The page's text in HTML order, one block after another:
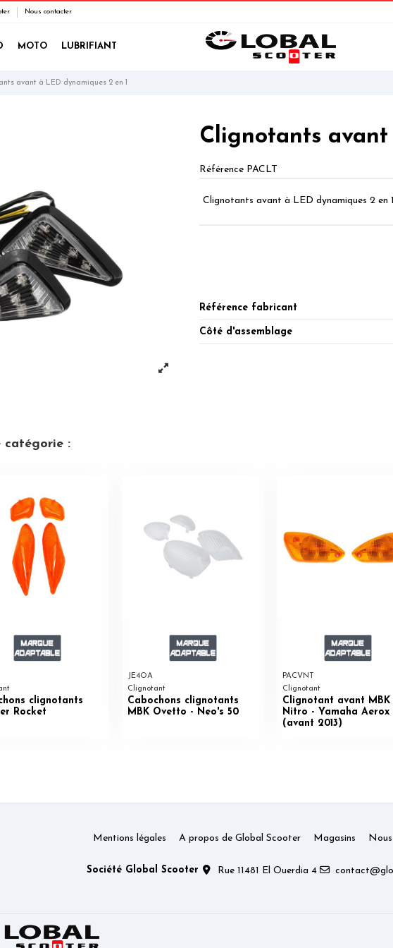
Nous contacter
MOTO LUBRIFIANT
avant à LED dynamiques 2 en 1
Clignotants avant
Référence PACLT
Clignotants avant à LED dynamiques 2
Référence fabricant
Côté d'assemblage
catégorie :
clignotants
Rocket
JE4OA
Clignotant
Cabochons clignotants
MBK Ovetto - Neo's 50
PACVNT
Clignotant
Clignotant avant MBK
Nitro - Yamaha Aerox
(avant 2013)
Mentions légales A propos de Global Scooter Magasins
Société Global Scooter Rue 11481 El Ouerdia 4